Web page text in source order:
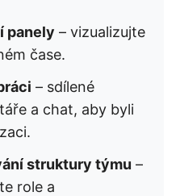
panely – vizualizujte
čase.
– sdílené
a chat, aby byli
struktury týmu –
role a